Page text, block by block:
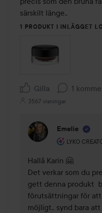
särskilt länge..
1 PRODUKT I INLÄGGET
Gilla 1
3567 visningar
Emelie
LYKO
Användarens
Hallå Karin 🤗
Det verkar som du
gett denna produkt
förutsättningar för
möjligt.. synd bara